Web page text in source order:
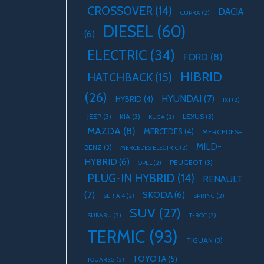
CROSSOVER (14) CUPRA (2)
DACIA
(6)
DIESEL (60)
ELECTRIC (34) FORD (8)
HATCHBACK (15)
HIBRID
(26)
HYBRID (4) HYUNDAI (7) IX1 (2)
JEEP (3) KIA (3) KUGA (2) LEXUS (3)
MAZDA (8) MERCEDES (4)
MERCEDES-
BENZ (3) MERCEDES ELECTRIC (2)
MILD-
HYBRID (6) OPEL(2) PEUGEOT (3)
PLUG-IN HYBRID (14)
RENAULT
(7)
SERIA 4 (2) SKODA(6) SPRING (2)
SUBARU (2) SUV (27) T-ROC (2)
TERMIC (93) TIGUAN (3)
TOUAREG (2) TOYOTA(5)